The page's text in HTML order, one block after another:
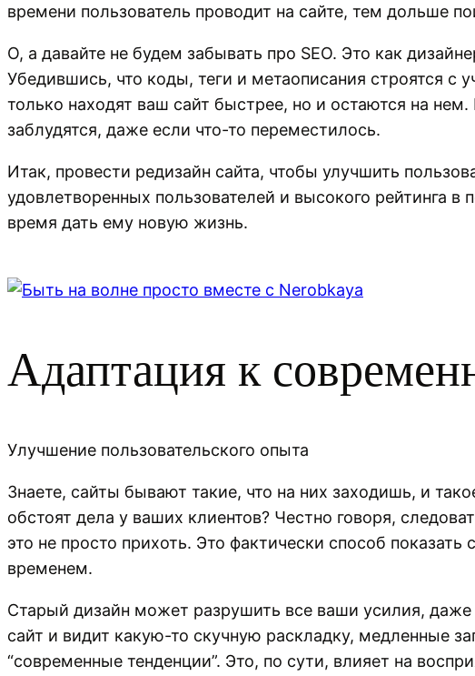
времени пользователь проводит на сайте, тем дольше
О, а давайте не будем забывать про SEO. Это как
Убедившись, что коды, теги и метаописания строятся с
только находят ваш сайт быстрее, но и остаются на
заблудятся, даже если что-то переместилось.
Итак, провести редизайн сайта, чтобы улучшить
удовлетворенных пользователей и высокого рейтинга
время дать ему новую жизнь.
Адаптация к
Улучшение пользовательского опыта
Знаете, сайты бывают такие, что на них заходишь, и
обстоят дела у ваших клиентов? Честно говоря,
это не просто прихоть. Это фактически способ
временем.
Старый дизайн может разрушить все ваши усилия,
сайт и видит какую-то скучную раскладку, медленные
“современные тенденции”. Это, по сути, влияет на